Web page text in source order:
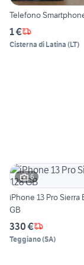
Telefono
1 €
Cisterna di Latina (LT)
6
iPhone 13 Pro Sierra
GB
330 €
Teggiano(SA)